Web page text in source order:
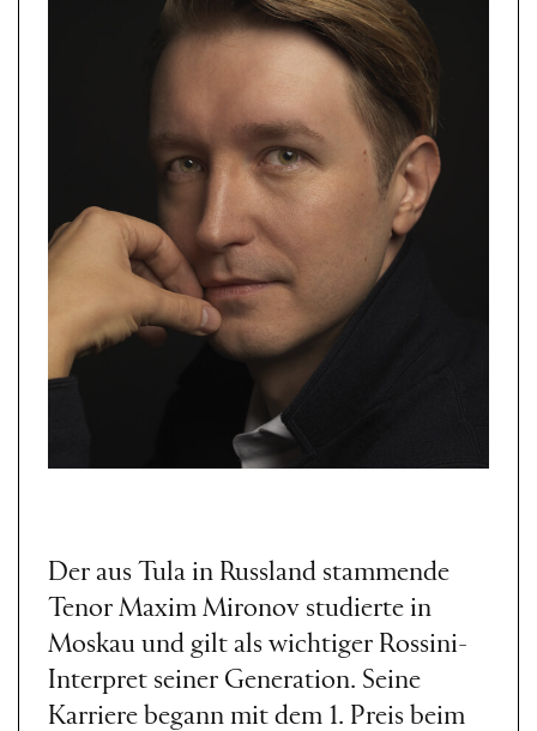
Der aus Tula in Russland stammende
Tenor Maxim Mironov studierte in
Moskau und gilt als wichtiger Rossini-
Interpret seiner Generation. Seine
Karriere begann mit dem 1. Preis beim